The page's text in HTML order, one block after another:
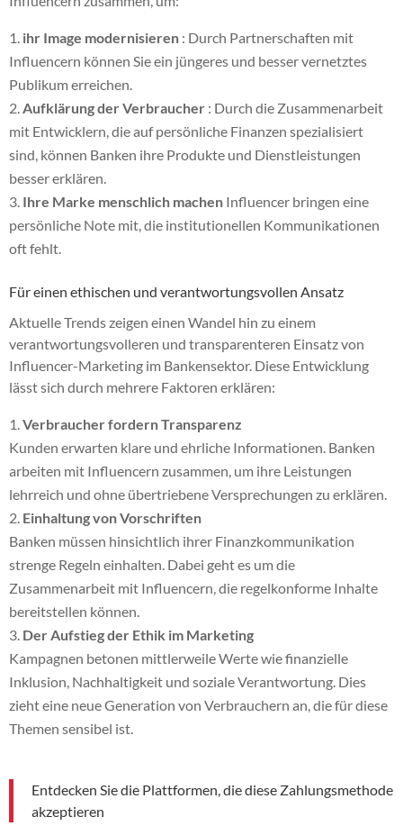
ihr Image modernisieren : Durch Partnerschaften mit
Influencern können Sie ein jüngeres und besser vernetztes
Publikum erreichen.
Aufklärung der Verbraucher : Durch die Zusammenarbeit
mit Entwicklern, die auf persönliche Finanzen spezialisiert
sind, können Banken ihre Produkte und Dienstleistungen
besser erklären.
Ihre Marke menschlich machen Influencer bringen eine
persönliche Note mit, die institutionellen Kommunikationen
oft fehlt.
Für einen ethischen und verantwortungsvollen Ansatz
Aktuelle Trends zeigen einen Wandel hin zu einem
verantwortungsvolleren und transparenteren Einsatz von
Influencer-Marketing im Bankensektor. Diese Entwicklung
lässt sich durch mehrere Faktoren erklären:
Verbraucher fordern Transparenz
Kunden erwarten klare und ehrliche Informationen. Banken
arbeiten mit Influencern zusammen, um ihre Leistungen
lehrreich und ohne übertriebene Versprechungen zu erklären.
Einhaltung von Vorschriften
Banken müssen hinsichtlich ihrer Finanzkommunikation
strenge Regeln einhalten. Dabei geht es um die
Zusammenarbeit mit Influencern, die regelkonforme Inhalte
bereitstellen können.
Der Aufstieg der Ethik im Marketing
Kampagnen betonen mittlerweile Werte wie finanzielle
Inklusion, Nachhaltigkeit und soziale Verantwortung. Dies
zieht eine neue Generation von Verbrauchern an, die für diese
Themen sensibel ist.
Entdecken Sie die Plattformen, die diese Zahlungsmethode
akzeptieren